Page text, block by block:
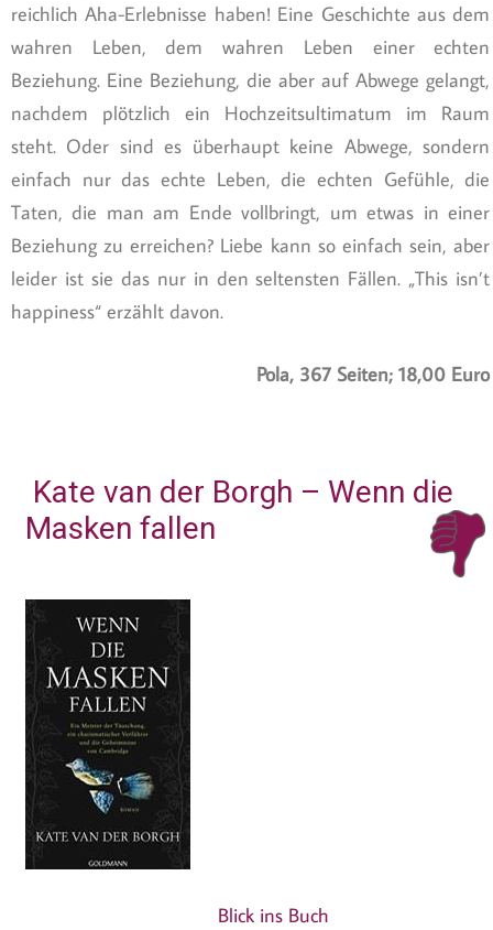
reichlich Aha-Erlebnisse haben! Eine Geschichte aus dem
wahren Leben, dem wahren Leben einer echten
Beziehung. Eine Beziehung, die aber auf Abwege gelangt,
nachdem plötzlich ein Hochzeitsultimatum im Raum
steht. Oder sind es überhaupt keine Abwege, sondern
einfach nur das echte Leben, die echten Gefühle, die
Taten, die man am Ende vollbringt, um etwas in einer
Beziehung zu erreichen? Liebe kann so einfach sein, aber
leider ist sie das nur in den seltensten Fällen. „This isn’t
happiness“ erzählt davon.
Pola, 367 Seiten; 18,00 Euro
Kate van der Borgh – Wenn die
Masken fallen
Blick ins Buch